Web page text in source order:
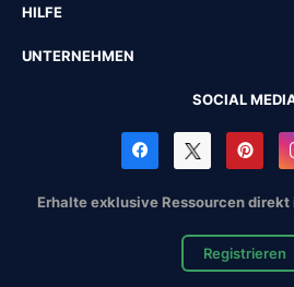
HILFE
UNTERNEHMEN
SOCIAL
Erhalte exklusive Ressourcen direkt
Registrieren